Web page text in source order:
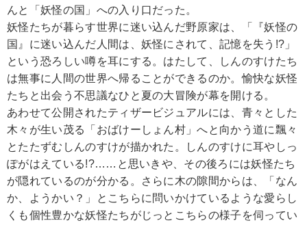
んと「妖怪の国」への入り口だった。
妖怪たちが暮らす世界に迷い込んだ野原家は、「『妖怪の
国』に迷い込んだ人間は、妖怪にされて、記憶を失う!?」
という恐ろしい噂を耳にする。はたして、しんのすけたち
は無事に人間の世界へ帰ることができるのか。愉快な妖怪
たちと出会う不思議なひと夏の大冒険が幕を開ける。
あわせて公開されたティザービジュアルには、青々とした
木々が生い茂る「おばけーしょん村」へと向かう道に飄々
とたたずむしんのすけが描かれた。しんのすけに耳やしっ
ぽがはえている!?……と思いきや、その後ろには妖怪たち
が隠れているのが分かる。さらに木の隙間からは、「なん
か、ようかい？」とこちらに問いかけているような愛らし
くも個性豊かな妖怪たちがじっとこちらの様子を伺ってい